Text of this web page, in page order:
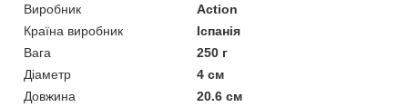
Виробник
Action
Країна виробник
Іспанія
Вага
250 г
Діаметр
4 см
Довжина
20.6 см